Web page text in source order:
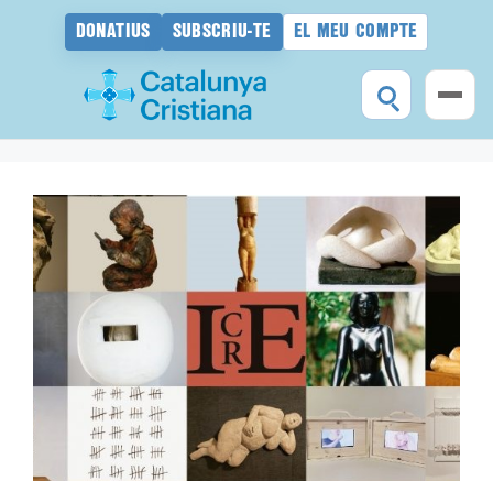
DONATIUS SUBSCRIU-TE EL MEU COMPTE
contingut